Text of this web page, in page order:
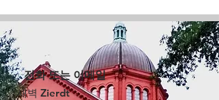
전화 또는 이메일
새벽 Zierdt